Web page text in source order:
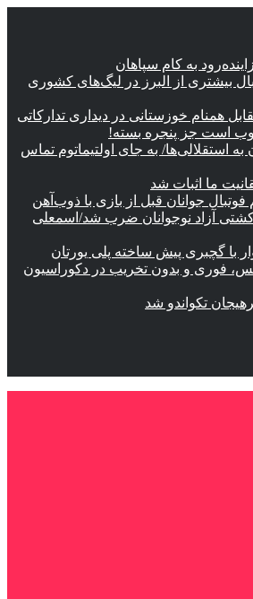
به کام سپاهان
بیشتری از البرز در لیگ‌های کشوری
همنام خوزستانی در دیداری تدارکاتی
است جز پنجره بسته!
به استقلالی‌ها/ به جای اولتیماتوم تماس
ما اثبات شد
فوتبال جوانان قبل از بازی با ذوب‌آهن
کشتی آزاد نوجوانان ضرب شد/اسمعلی
با گچبری پیش ساخته پلی یورتان
فوری و بدون تخریب در دکوراسیون
تکواندو شد